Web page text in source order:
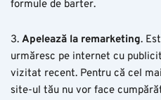
formule de barter.
3. Apelează la remarketing.
urmăresc pe internet cu
vizitat recent. Pentru că cel
site-ul tău nu vor face